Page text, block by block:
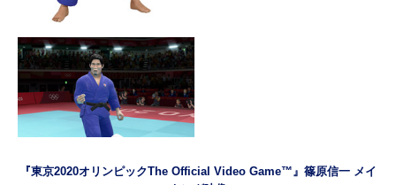
『東京2020オリンピックThe Official Video Game™』篠原信一 メイ